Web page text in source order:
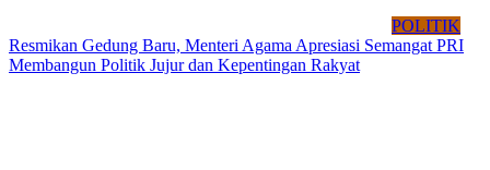
POLITIK
Resmikan Gedung Baru, Menteri Agama Apresiasi Semangat PRI
Membangun Politik Jujur dan Kepentingan Rakyat